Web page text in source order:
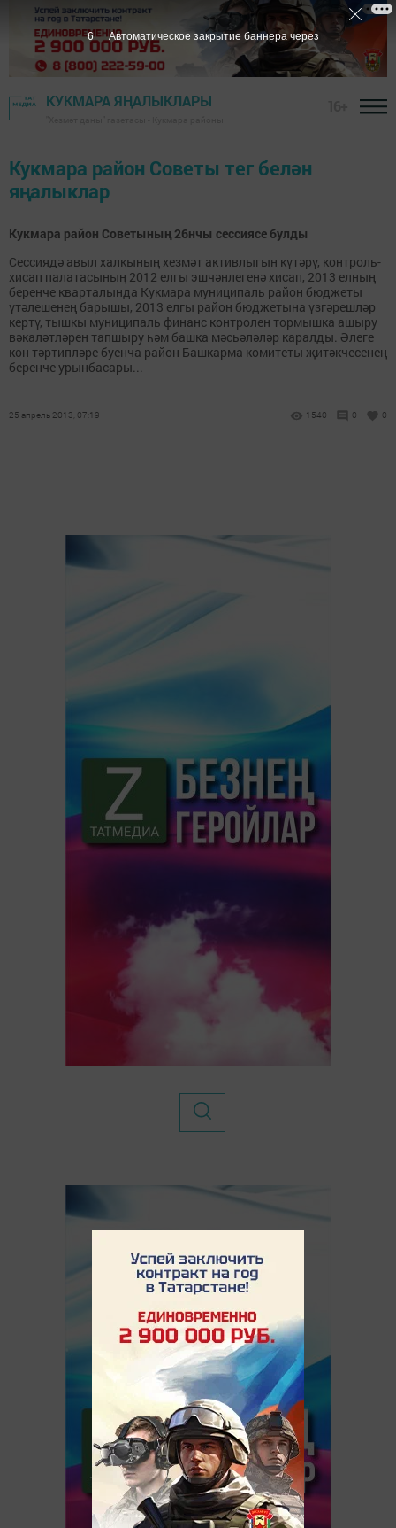
КУКМАРА ЯҢАЛЫКЛАРЫ
Кукмара район Советы тег белән
яңалыклар
Кукмара район Советының 26нчы сессиясе булды
Сессиядә авыл халкының хезмәт активлыгын күтәрү, контроль-
хисап палатасының 2012 елгы эшчәнлегенә хисап, 2013 елның
беренче кварталында Кукмара муниципаль район бюджеты
үтәлешенең барышы, 2013 елгы район бюджетына үзгәрешләр
кертү, тышкы муниципаль финанс контролен тормышка ашыру
вәкаләтләрен тапшыру һәм башка мәсьәләләр каралды. Әлеге
көн тәртипләре буенча район Башкарма комитеты җитәкчесенең
беренче урынбасары...
25 апрель 2013, 07:19 1540 0 0
5 Автоматическое закрытие баннера через